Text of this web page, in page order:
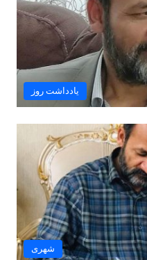
یادداشت روز
شهری